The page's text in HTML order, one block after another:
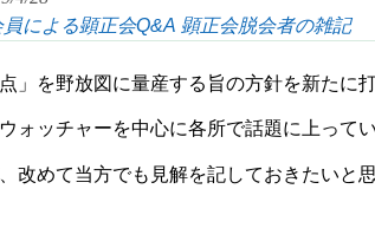
員による顕正会Q&A 顕正会脱会者の雑記
」を野放図に量産する旨の方針を新たに打
ォッチャーを中心に各所で話題に上ってい
改めて当方でも見解を記しておきたいと思